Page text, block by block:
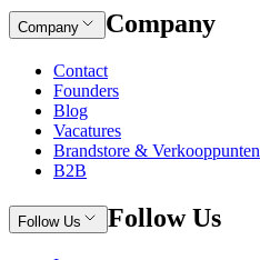
Company Company
Contact
Founders
Blog
Vacatures
Brandstore & Verkooppunten
B2B
Follow Us Follow Us